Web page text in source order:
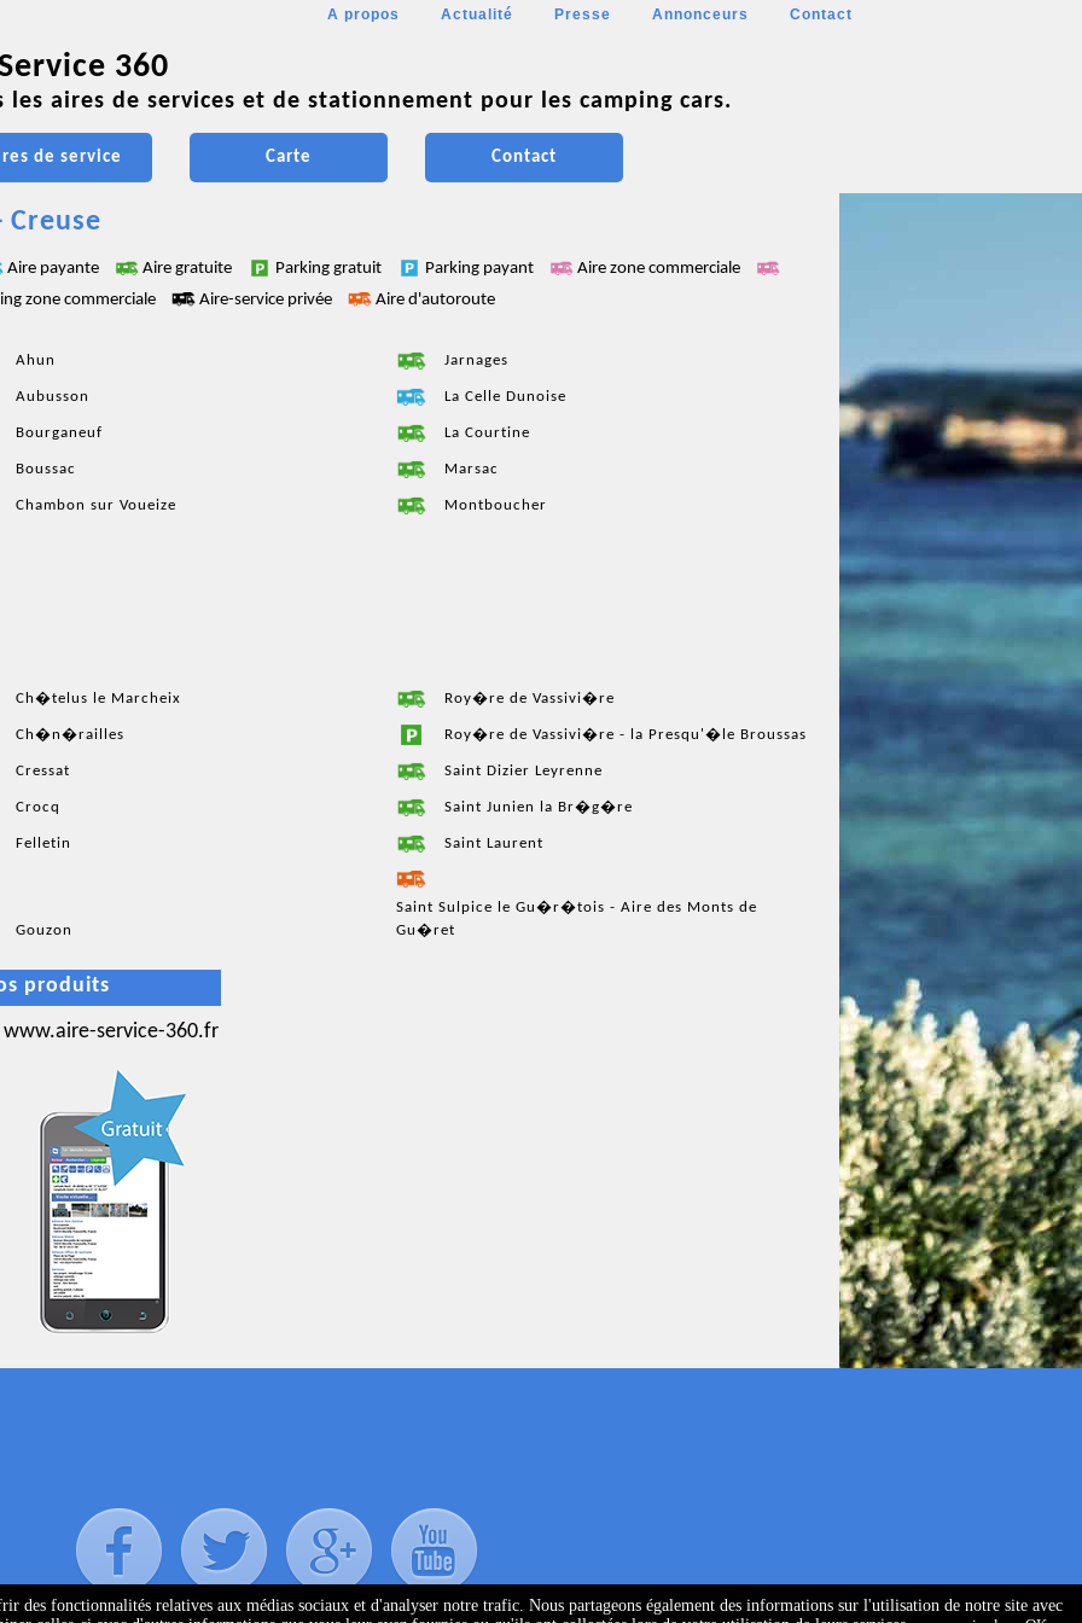
des fonctionnalités relatives aux médias sociaux et d'analyser notre trafic. Nous partageons également des informations sur l'utilisation de notre site avec
A propos Actualité Presse Annonceurs Contact
360
les aires de services et de stationnement pour les camping cars.
de service Carte Contact
Creuse
Aire payante Aire gratuite Parking gratuit Parking payant
Aire zone commerciale
zone commerciale
Aire-service privée Aire d'autoroute
Ahun Jarnages
Aubusson La Celle Dunoise
Bourganeuf La Courtine
Boussac Marsac
Chambon sur Voueize Montboucher
Ch�telus le Marcheix Roy�re de Vassivi�re
Ch�n�railles Roy�re de Vassivi�re - la Presqu'�le Broussas
Cressat Saint Dizier Leyrenne
Crocq Saint Junien la Br�g�re
Felletin Saint Laurent
Gouzon
Saint Sulpice le Gu�r�tois - Aire des Monts de
Gu�ret
produits
www.aire-service-360.fr